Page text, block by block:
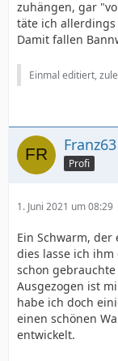
zuhängen, gar
täte ich
Damit fallen
Einmal editiert,
Franz63
Profi
1. Juni 2021 um 08:29
Ein Schwarm,
dies lasse ich ihm
schon
Ausgezogen ist
habe ich doch
einen schönen
entwickelt.